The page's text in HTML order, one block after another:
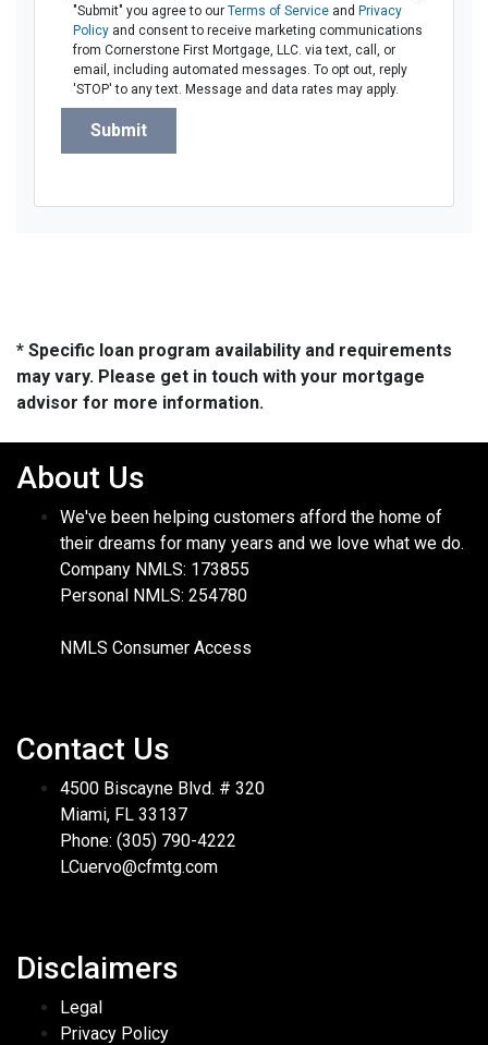
"Submit" you agree to ourTerms of Service and Privacy
Policy and consent to receive marketing communications
from Cornerstone First Mortgage, LLC. via text, call, or
email, including automated messages. To opt out, reply
'STOP' to any text. Message and data rates may apply.
Submit
* Specific loan program availability and requirements
may vary. Please get in touch with your mortgage
advisor for more information.
About Us
We've been helping customers afford the home of
their dreams for many years and we love what we do.
Company NMLS: 173855
Personal NMLS: 254780
NMLS Consumer Access
Contact Us
4500 Biscayne Blvd. # 320
Miami, FL 33137
Phone: (305) 790-4222
LCuervo@cfmtg.com
Disclaimers
Legal
Privacy Policy